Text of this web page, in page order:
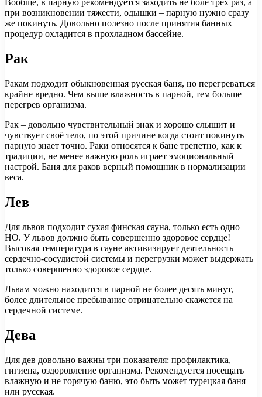
Вообще, в парную рекомендуется заходить не боле трёх раз, а
при возникновении тяжести, одышки – парную нужно сразу
же покинуть. Довольно полезно после принятия банных
процедур охладится в прохладном бассейне.
Рак
Ракам подходит обыкновенная русская баня, но перегреваться
крайне вредно. Чем выше влажность в парной, тем больше
перегрев организма.
Рак – довольно чувствительный знак и хорошо слышит и
чувствует своё тело, по этой причине когда стоит покинуть
парную знает точно. Раки относятся к бане трепетно, как к
традиции, не менее важную роль играет эмоциональный
настрой. Баня для раков верный помощник в нормализации
веса.
Лев
Для львов подходит сухая финская сауна, только есть одно
НО. У львов должно быть совершенно здоровое сердце!
Высокая температура в сауне активизирует деятельность
сердечно-сосудистой системы и перегрузки может выдержать
только совершенно здоровое сердце.
Львам можно находится в парной не более десять минут,
более длительное пребывание отрицательно скажется на
сердечной системе.
Дева
Для дев довольно важны три показателя: профилактика,
гигиена, оздоровление организма. Рекомендуется посещать
влажную и не горячую баню, это быть может турецкая баня
или русская.